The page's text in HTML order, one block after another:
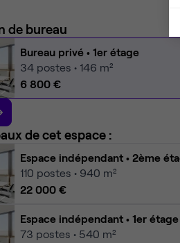
de bureau
Bureau privé • 1er étage
34 postes • 146 m²
6 800 €
de cet espace :
Espace indépendant • 2ème
110 postes • 940 m²
22 000 €
Espace indépendant • 1er étage
73 postes • 540 m²